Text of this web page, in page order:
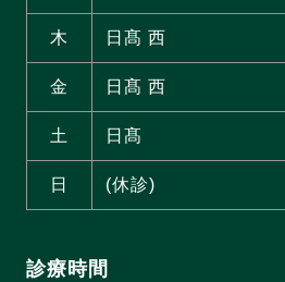
木 日髙 西
金 日髙 西
土 日髙
日 (休診)
診療時間